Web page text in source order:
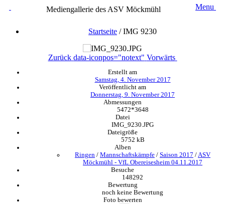
Mediengallerie des ASV Möckmühl Menu
Startseite /IMG 9230
Zurück data-iconpos="notext" Vorwärts
Erstellt am
Samstag, 4. November 2017
Veröffentlicht am
Donnerstag, 9. November 2017
Abmessungen
5472*3648
Datei
IMG_9230.JPG
Dateigröße
5752 kB
Alben
Ringen / Mannschaftskämpfe / Saison 2017 / ASV
Möckmühl - VfL Obereisesheim 04.11.2017
Besuche
148292
Bewertung
noch keine Bewertung
Foto bewerten